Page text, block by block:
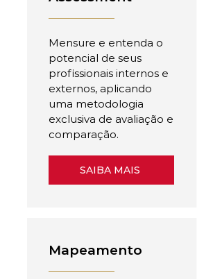
Mensure e entenda o
potencial de seus
profissionais internos e
externos, aplicando
uma metodologia
exclusiva de avaliação e
comparação.
SAIBA MAIS
Mapeamento